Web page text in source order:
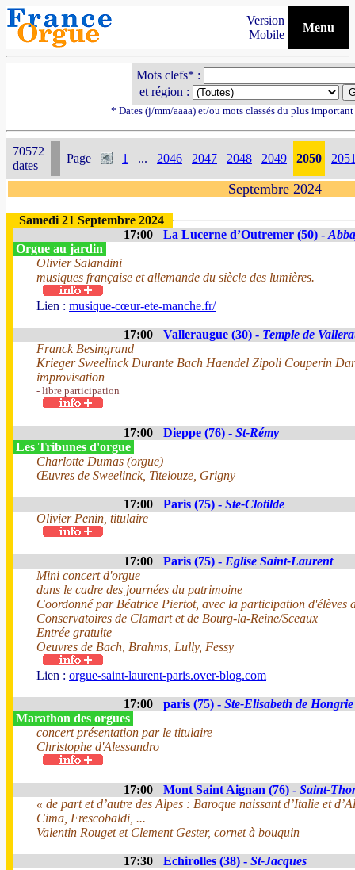
Version
Mobile
Menu
Mots clefs* :
et région :
* Dates (j/mm/aaaa) et/ou mots classés du plus
70572
dates
Page 1 ... 2046 2047 2048 2049 2050
Septembre 2024
Samedi 21 Septembre 2024
17:00
La Lucerne d’Outremer (50) -
Orgue au jardin
Olivier Salandini
musiques française et allemande du siècle des lumières.
Lien : musique-cœur-ete-manche.fr/
17:00 Valleraugue (30) - Temple de
Franck Besingrand
Krieger Sweelinck Durante Bach Haendel Zipoli Couperin
improvisation
- libre participation
17:00 Dieppe (76) - St-Rémy
Les Tribunes d'orgue
Charlotte Dumas (orgue)
Œuvres de Sweelinck, Titelouze, Grigny
17:00 Paris (75) - Ste-Clotilde
Olivier Penin, titulaire
17:00 Paris (75) - Eglise Saint-Laurent
Mini concert d'orgue
dans le cadre des journées du patrimoine
Coordonné par Béatrice Piertot, avec la participation d'élèves
Conservatoires de Clamart et de Bourg-la-Reine/Sceaux
Entrée gratuite
Oeuvres de Bach, Brahms, Lully, Fessy
Lien : orgue-saint-laurent-paris.over-blog.com
17:00 paris (75) - Ste-Elisabeth de Hongrie
Marathon des orgues
concert présentation par le titulaire
Christophe d'Alessandro
17:00 Mont Saint Aignan (76) - Saint-
« de part et d’autre des Alpes : Baroque naissant d’Italie et
Cima, Frescobaldi, ...
Valentin Rouget et Clement Gester, cornet à bouquin
17:30 Echirolles (38) - St-Jacques